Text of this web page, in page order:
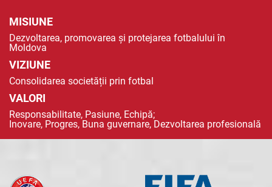
MISIUNE
Dezvoltarea, promovarea și protejarea fotbalului în
Moldova
VIZIUNE
Consolidarea societății prin fotbal
VALORI
Responsabilitate, Pasiune, Echipă;
Inovare, Progres, Buna guvernare, Dezvoltarea profesională